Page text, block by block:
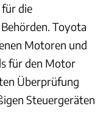
für die
Toyota
Motoren und
für den Motor
Überprüfung
Steuergeräten